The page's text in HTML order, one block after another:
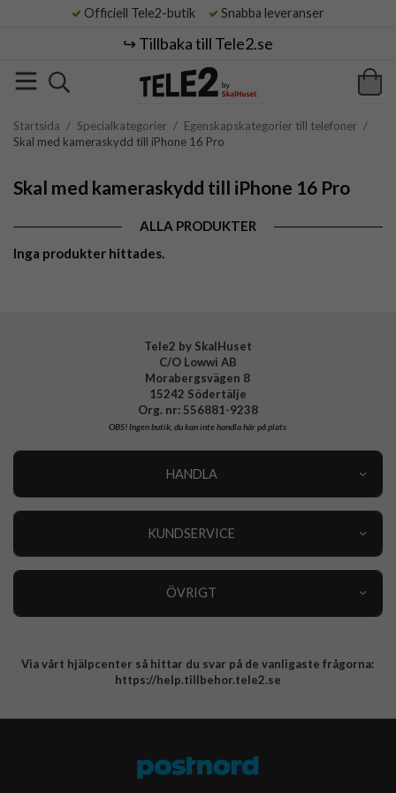
Officiell Tele2-butik Snabba leveranser
↪️ Tillbaka till Tele2.se
Startsida / Specialkategorier / Egenskapskategorier till telefoner /
Skal med kameraskydd till iPhone 16 Pro
Skal med kameraskydd till iPhone 16 Pro
ALLA PRODUKTER
Inga produkter hittades.
Tele2 by SkalHuset
C/O Lowwi AB
Morabergsvägen 8
15242 Södertälje
Org. nr: 556881-9238
OBS!Ingen butik, du kan inte handla här på plats
HANDLA
KUNDSERVICE
ÖVRIGT
Integritetspolicy
Via vårt hjälpcenter så hittar du svar på de vanligaste frågorna:
https://help.tillbehor.tele2.se